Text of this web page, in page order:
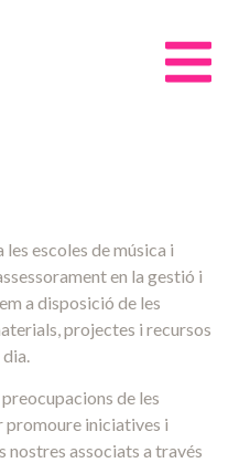
escoles de música i
en la gestió i
a disposició de les
projectes i recursos
dia.
de les
promoure iniciatives i
nostres associats a través